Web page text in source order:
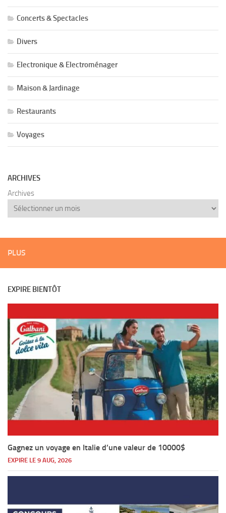
Concerts & Spectacles
Divers
Electronique & Electroménager
Maison & Jardinage
Restaurants
Voyages
ARCHIVES
Archives
PLUS
EXPIRE BIENTÔT
Gagnez un voyage en Italie d’une valeur de 10000$
EXPIRE LE 9 AUG, 2026